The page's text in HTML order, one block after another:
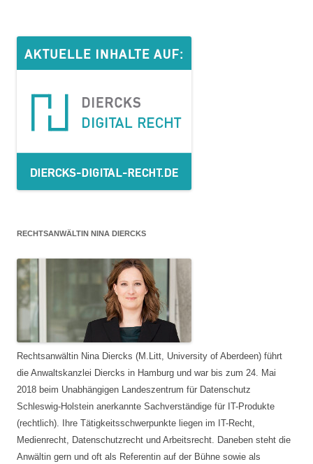
RECHTSANWÄLTIN NINA DIERCKS
Rechtsanwältin Nina Diercks (M.Litt, University of Aberdeen) führt
die Anwaltskanzlei Diercks in Hamburg und war bis zum 24. Mai
2018 beim Unabhängigen Landeszentrum für Datenschutz
Schleswig-Holstein anerkannte Sachverständige für IT-Produkte
(rechtlich). Ihre Tätigkeitsschwerpunkte liegen im IT-Recht,
Medienrecht, Datenschutzrecht und Arbeitsrecht. Daneben steht die
Anwältin gern und oft als Referentin auf der Bühne sowie als